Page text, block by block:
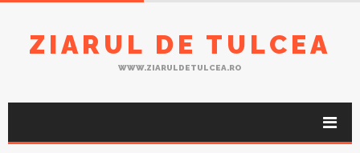
ZIARUL DE TULCEA
WWW.ZIARULDETULCEA.RO